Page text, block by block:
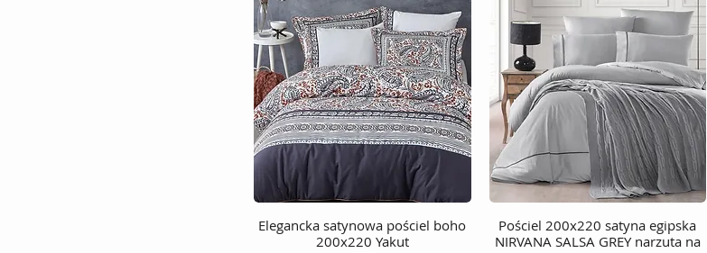
Podgląd
Elegancka satynowa pościel boho
200x220 Yakut
Podgląd
Pościel 200x220 satyna egipska
NIRVANA SALSA GREY narzuta na